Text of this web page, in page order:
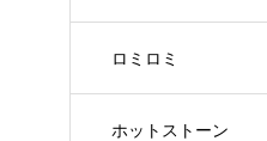
ロミロミ
ホットストーン